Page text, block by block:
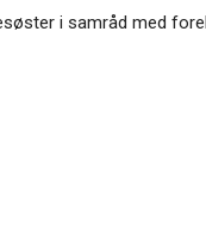
i samråd med